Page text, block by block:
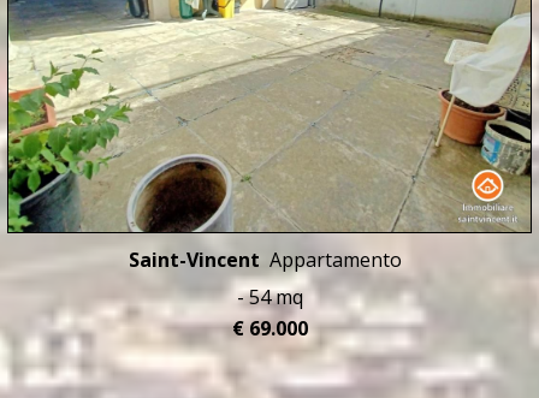
Saint-Vincent Appartamento
- 54 mq
€ 69.000